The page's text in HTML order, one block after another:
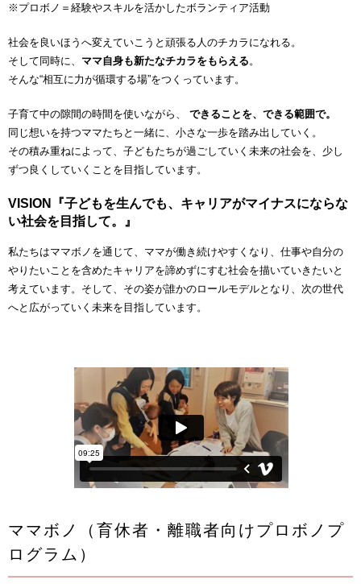
※プロボノ＝経験やスキルを活かしたボランティア活動
社会を良いほうへ変えていこうと頑張る人のチカラになれる。
そして同時に、 ママ自身も新たなチカラをもらえる 。
そんな“相互に力が循環する場”をつくっています。
子育て中の隙間の時間を使いながら、 できることを、できる範囲で。
同じ想いを持つママたちと一緒に、小さな一歩を踏み出していく。
その積み重ねによって、子どもたちが過ごしていく未来の社会を、少し
ずつ良くしていくことを目指しています。
VISION『子どもを生んでも、キャリアがマイナスにならな
い社会を目指して。』
私たちはママボノを通じて、ママが働き続けやすくなり、仕事や自分の
やりたいことを含めたキャリアを諦めずにすむ社会を描いていきたいと
考えています。そして、その姿が誰かのロールモデルとなり、次の世代
へと広がっていく未来を目指しています。
ママボノ（育休者・離職者向けプロボノプ
ログラム）